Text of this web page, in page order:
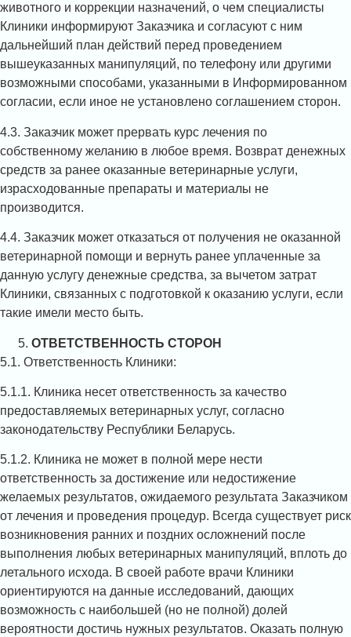
животного и коррекции назначений, о чем специалисты
Клиники информируют Заказчика и согласуют с ним
дальнейший план действий перед проведением
вышеуказанных манипуляций, по телефону или другими
возможными способами, указанными в Информированном
согласии, если иное не установлено соглашением сторон.
4.3. Заказчик может прервать курс лечения по
собственному желанию в любое время. Возврат денежных
средств за ранее оказанные ветеринарные услуги,
израсходованные препараты и материалы не
производится.
4.4. Заказчик может отказаться от получения не оказанной
ветеринарной помощи и вернуть ранее уплаченные за
данную услугу денежные средства, за вычетом затрат
Клиники, связанных с подготовкой к оказанию услуги, если
такие имели место быть.
ОТВЕТСТВЕННОСТЬ СТОРОН
5.1. Ответственность Клиники:
5.1.1. Клиника несет ответственность за качество
предоставляемых ветеринарных услуг, согласно
законодательству Республики Беларусь.
5.1.2. Клиника не может в полной мере нести
ответственность за достижение или недостижение
желаемых результатов, ожидаемого результата Заказчиком
от лечения и проведения процедур. Всегда существует риск
возникновения ранних и поздних осложнений после
выполнения любых ветеринарных манипуляций, вплоть до
летального исхода. В своей работе врачи Клиники
ориентируются на данные исследований, дающих
возможность с наибольшей (но не полной) долей
вероятности достичь нужных результатов. Оказать полную